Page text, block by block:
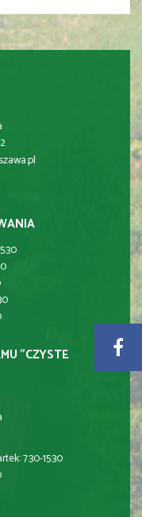
"CZYSTE
7:30-15:30